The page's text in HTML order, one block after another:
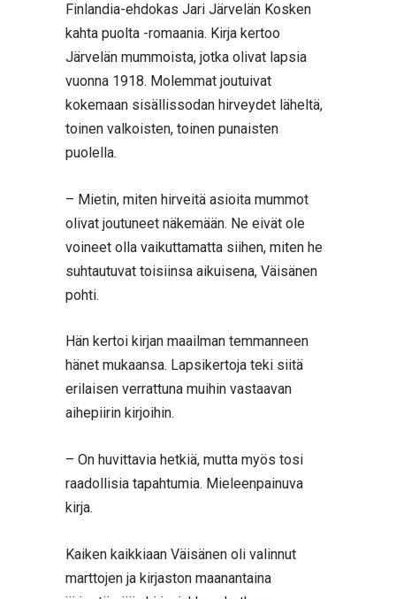
Finlandia-ehdokas Jari Järvelän Kosken
kahta puolta -romaania. Kirja kertoo
Järvelän mummoista, jotka olivat lapsia
vuonna 1918. Molemmat joutuivat
kokemaan sisällissodan hirveydet läheltä,
toinen valkoisten, toinen punaisten
puolella.
– Mietin, miten hirveitä asioita mummot
olivat joutuneet näkemään. Ne eivät ole
voineet olla vaikuttamatta siihen, miten he
suhtautuvat toisiinsa aikuisena, Väisänen
pohti.
Hän kertoi kirjan maailman temmanneen
hänet mukaansa. Lapsikertoja teki siitä
erilaisen verrattuna muihin vastaavan
aihepiirin kirjoihin.
– On huvittavia hetkiä, mutta myös tosi
raadollisia tapahtumia. Mieleenpainuva
kirja.
Kaiken kaikkiaan Väisänen oli valinnut
marttojen ja kirjaston maanantaina